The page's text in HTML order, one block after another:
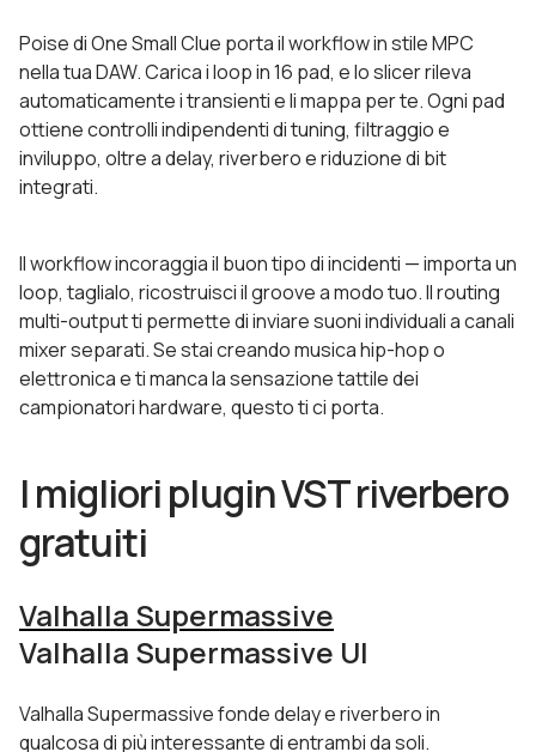
Poise di One Small Clue porta il workflow in stile MPC
nella tua DAW. Carica i loop in 16 pad, e lo slicer rileva
automaticamente i transienti e li mappa per te. Ogni pad
ottiene controlli indipendenti di tuning, filtraggio e
inviluppo, oltre a delay, riverbero e riduzione di bit
integrati.
Il workflow incoraggia il buon tipo di incidenti — importa un
loop, taglialo, ricostruisci il groove a modo tuo. Il routing
multi-output ti permette di inviare suoni individuali a canali
mixer separati. Se stai creando musica hip-hop o
elettronica e ti manca la sensazione tattile dei
campionatori hardware, questo ti ci porta.
I migliori plugin VST riverbero
gratuiti
Valhalla Supermassive
Valhalla Supermassive UI
Valhalla Supermassive fonde delay e riverbero in
qualcosa di più interessante di entrambi da soli.